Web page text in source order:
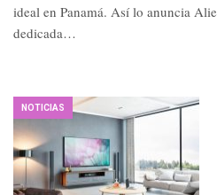
ideal en Panamá. Así lo anuncia
dedicada…
NOTICIAS